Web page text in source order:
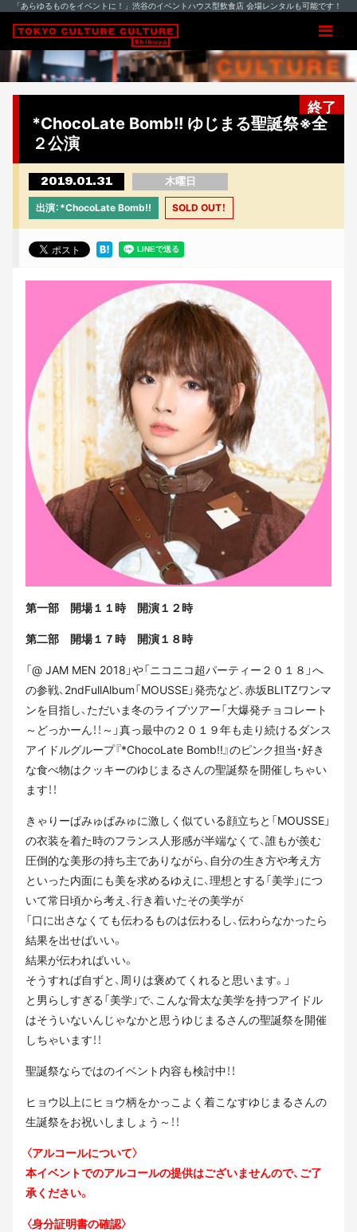
「あらゆるものをイベントに！」渋谷のイベントハウス型飲食店 会場レンタルも可能です！
終了
*ChocoLate Bomb!! ゆじまる聖誕祭※全
２公演
2019.01.31 木曜日
出演：*ChocoLate Bomb!! SOLD OUT！
第一部 開場１１時 開演１２時
第二部 開場１７時 開演１８時
「@ JAM MEN 2018」や「ニコニコ超パーティー２０１８」へ
の参戦、2ndFullAlbum「MOUSSE」発売など、赤坂BLITZワンマ
ンを目指し、ただいま冬のライブツアー「大爆発チョコレート
～どっかーん！！～」真っ最中の２０１９年も走り続けるダンス
アイドルグループ『*ChocoLate Bomb!!』のピンク担当・好き
な食べ物はクッキーのゆじまるさんの聖誕祭を開催しちゃい
ます！！
きゃりーぱみゅぱみゅに激しく似ている顔立ちと「MOUSSE」
の衣装を着た時のフランス人形感が半端なくて、誰もが羨む
圧倒的な美形の持ち主でありながら、自分の生き方や考え方
といった内面にも美を求めるゆえに、理想とする「美学」につ
いて常日頃から考え、行き着いたその美学が
「口に出さなくても伝わるものは伝わるし、伝わらなかったら
結果を出せばいい。
結果が伝わればいい。
そうすれば自ずと、周りは褒めてくれると思います。」
と男らしすぎる「美学」で、こんな骨太な美学を持つアイドル
はそういないんじゃなかと思うゆじまるさんの聖誕祭を開催
しちゃいます！！
聖誕祭ならではのイベント内容も検討中！！
ヒョウ以上にヒョウ柄をかっこよく着こなすゆじまるさんの
生誕祭をお祝いしましょう～！！
〈アルコールについて〉
本イベントでのアルコールの提供はございませんので、ご了
承ください。
〈身分証明書の確認〉